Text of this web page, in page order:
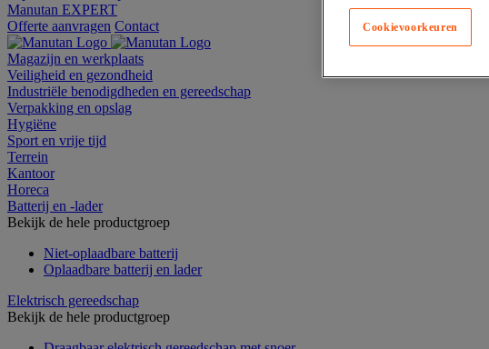
Manutan EXPERT
Offerte aanvragen Contact
Magazijn en werkplaats
Veiligheid en gezondheid
Industriële benodigdheden en gereedschap
Verpakking en opslag
Hygiëne
Sport en vrije tijd
Terrein
Kantoor
Horeca
Batterij en -lader
Bekijk de hele productgroep
Niet-oplaadbare batterij
Oplaadbare batterij en lader
Elektrisch gereedschap
Bekijk de hele productgroep
Cookievoorkeuren